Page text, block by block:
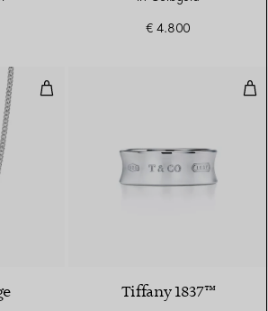
€ 4.800
Abgestufte Gliederhalskette in
Tiffany 1837™